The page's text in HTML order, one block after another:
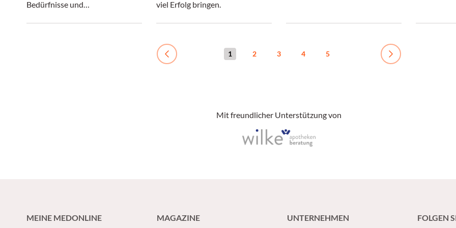
Bedürfnisse und
Kundenbeziehungen
viel Erfolg bringen.
Previous 1 2 3 4 5 Next
Mit freundlicher Unterstützung von
MEINE MEDONLINE MAGAZINE UNTERNEHMEN FOLGEN